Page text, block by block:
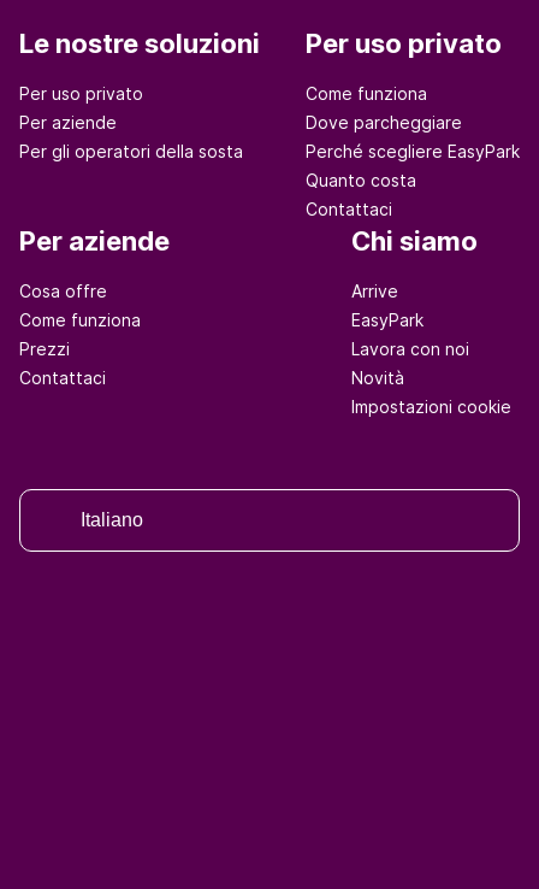
Le nostre soluzioni
Per uso privato
Per aziende
Per gli operatori della sosta
Per uso privato
Come funziona
Dove parcheggiare
Perché scegliere EasyPark
Quanto costa
Contattaci
Per aziende
Cosa offre
Come funziona
Prezzi
Contattaci
Chi siamo
Arrive
EasyPark
Lavora con noi
Novità
Impostazioni cookie
Italiano